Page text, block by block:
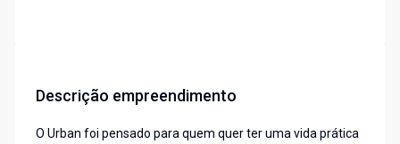
Descrição empreendimento
O Urban foi pensado para quem quer ter uma vida prática